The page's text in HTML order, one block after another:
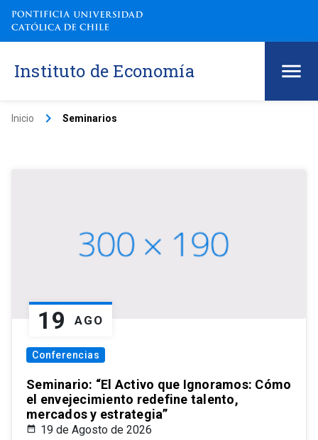
Instituto de Economía
Inicio keyboard_arrow_right Seminarios
19 AGO
Conferencias
Seminario: “El Activo que Ignoramos: Cómo
el envejecimiento redefine talento,
mercados y estrategia”
19 de Agosto de 2026